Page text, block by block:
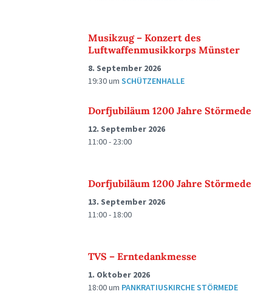
Musikzug – Konzert des
Luftwaffenmusikkorps Münster
8. September 2026
19:30um SCHÜTZENHALLE
Dorfjubiläum 1200 Jahre Störmede
12. September 2026
11:00 - 23:00
Dorfjubiläum 1200 Jahre Störmede
13. September 2026
11:00 - 18:00
TVS – Erntedankmesse
1. Oktober 2026
18:00um PANKRATIUSKIRCHE STÖRMEDE